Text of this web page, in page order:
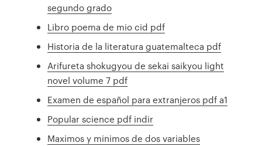
segundo grado
Libro poema de mio cid pdf
Historia de la literatura guatemalteca pdf
Arifureta shokugyou de sekai saikyou light
novel volume 7 pdf
Examen de español para extranjeros pdf a1
Popular science pdf indir
Maximos y minimos de dos variables